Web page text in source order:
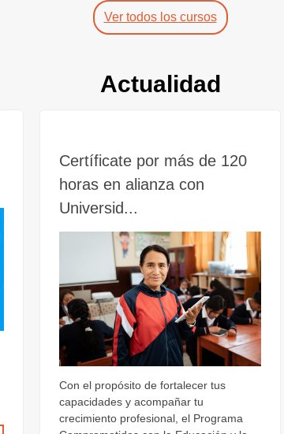
Ver todos los cursos
Actualidad
Certíficate por más de 120
horas en alianza con
Universid...
Con el propósito de fortalecer tus
capacidades y acompañar tu
crecimiento profesional, el Programa